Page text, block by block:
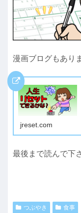
漫画ブログもあり
jreset.com
最後まで読んで下
つぶやき 食事